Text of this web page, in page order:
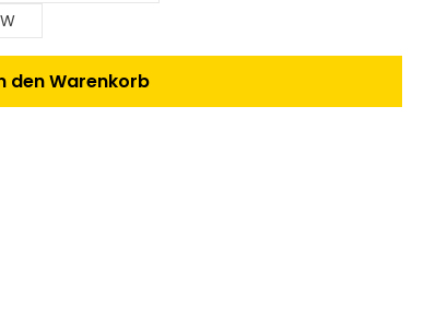
ein oder benutze die
den Warenkorb